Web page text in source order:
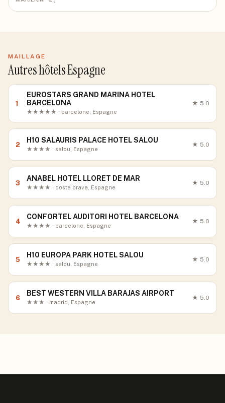
MAILLAGE
Autres hôtels Espagne
1
EUROSTARS GRAND MARINA HOTEL
BARCELONA
★★★★★ · barcelone, Espagne
★ 5.0
2
H10 SALAURIS PALACE HOTEL SALOU
★★★★ · salou, Espagne
★ 5.0
3
ANABEL HOTEL LLORET DE MAR
★★★★ · costa brava, Espagne
★ 5.0
4
CONFORTEL AUDITORI HOTEL BARCELONA
★★★★ · barcelone, Espagne
★ 5.0
5
H10 EUROPA PARK HOTEL SALOU
★★★★ · salou, Espagne
★ 5.0
6
BEST WESTERN VILLA BARAJAS AIRPORT
★★★ · madrid, Espagne
★ 5.0